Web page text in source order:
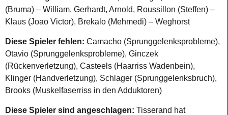
(Bruma) – William, Gerhardt, Arnold, Roussillon (Steffen) –
Klaus (Joao Victor), Brekalo (Mehmedi) – Weghorst
Diese Spieler fehlen: Camacho (Sprunggelenksprobleme),
Otavio (Sprunggelenksprobleme), Ginczek
(Rückenverletzung), Casteels (Haarriss Wadenbein),
Klinger (Handverletzung), Schlager (Sprunggelenksbruch),
Brooks (Muskelfaserriss in den Adduktoren)
Diese Spieler sind angeschlagen: Tisserand hat